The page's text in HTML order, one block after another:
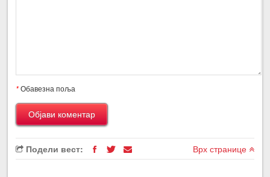
*Обавезна поља
Подели вест: Врх странице